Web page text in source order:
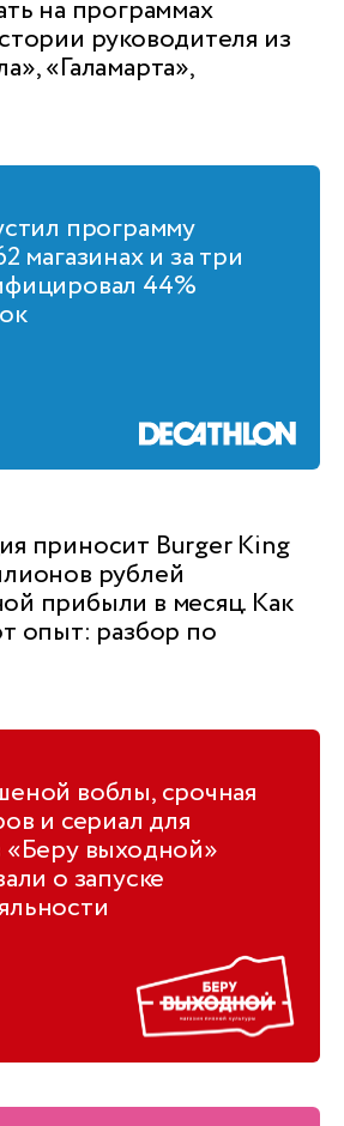
на программах
руководителя из
«Галамарта»,
программу
магазинах и за три
44%
приносит Burger King
рублей
прибыли в месяц. Как
опыт: разбор по
воблы, срочная
и сериал для
выходной»
о запуске